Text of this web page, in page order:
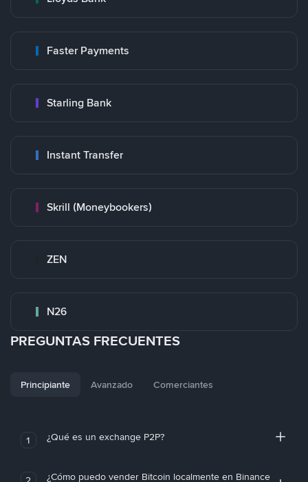
Faster Payments
Starling Bank
Instant Transfer
Skrill (Moneybookers)
ZEN
N26
PREGUNTAS FRECUENTES
Principiante Avanzado Comerciantes
1 ¿Qué es un exchange P2P?
¿Cómo puedo vender Bitcoin localmente en Binance